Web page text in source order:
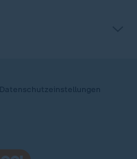
Datenschutzeinstellungen